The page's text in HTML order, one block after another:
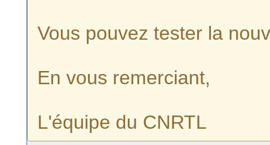
Vous pouvez tester la
En vous remerciant,
L'équipe du CNRTL